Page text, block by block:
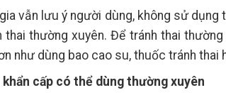
vẫn lưu ý người dùng, không sử
thai thường xuyên. Để tránh thai
như dùng bao cao su, thuốc tránh thai
cấp có thể dùng thường xuyên